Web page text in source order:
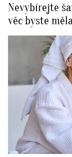
Nevybírejte
věc byste